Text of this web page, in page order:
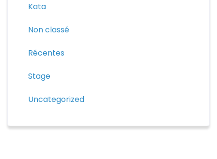
Kata
Non classé
Récentes
Stage
Uncategorized